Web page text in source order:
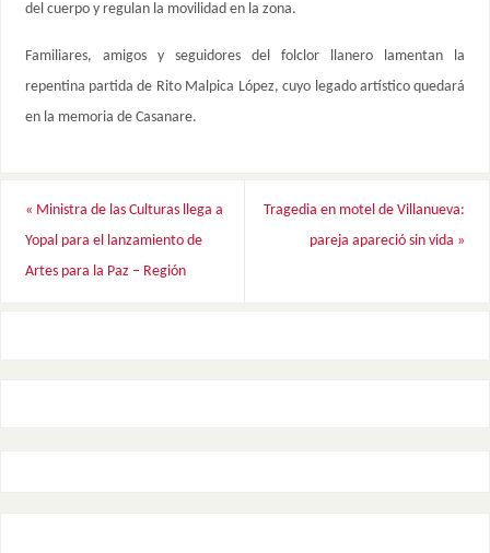
del cuerpo y regulan la movilidad en la zona.
Familiares, amigos y seguidores del folclor llanero lamentan la
repentina partida de Rito Malpica López, cuyo legado artístico quedará
en la memoria de Casanare.
« Ministra de las Culturas llega a
Yopal para el lanzamiento de
Artes para la Paz – Región
Tragedia en motel de Villanueva:
pareja apareció sin vida »